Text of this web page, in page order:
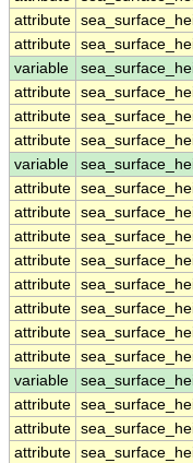
attribute
attribute
variable
attribute
attribute
attribute
variable
attribute
attribute
attribute
attribute
attribute
attribute
attribute
attribute
variable
attribute
attribute
attribute